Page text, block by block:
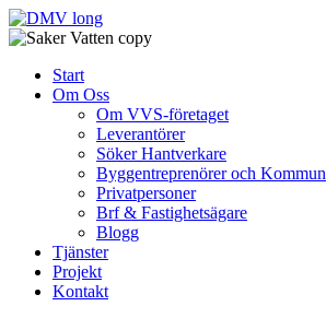
Skip
to
Start
Om Oss
Om VVS-företaget
Leverantörer
Söker Hantverkare
Byggentreprenörer och Kommun
Privatpersoner
Brf & Fastighetsägare
Blogg
Tjänster
Projekt
Kontakt